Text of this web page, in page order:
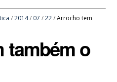
/2014/ 07 /22 /Arrocho tem
também o